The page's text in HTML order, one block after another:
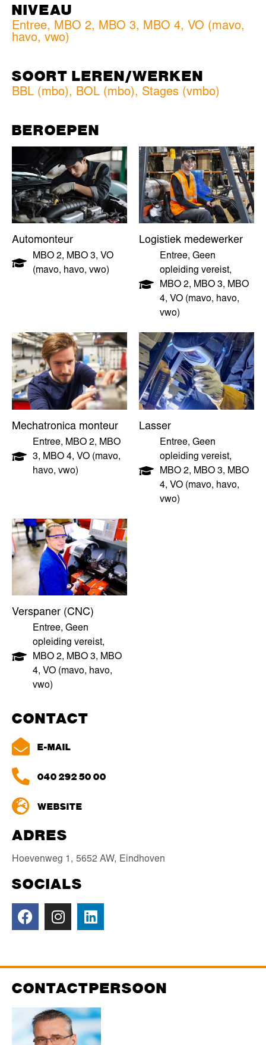
NIVEAU
Entree, MBO 2, MBO 3, MBO 4, VO (mavo,
havo, vwo)
SOORT LEREN/WERKEN
BBL (mbo), BOL (mbo), Stages (vmbo)
BEROEPEN
Automonteur
MBO 2, MBO 3, VO
(mavo, havo, vwo)
Logistiek medewerker
Entree, Geen
opleiding vereist,
MBO 2, MBO 3, MBO
4, VO (mavo, havo,
vwo)
Mechatronica monteur
Entree, MBO 2, MBO
3, MBO 4, VO (mavo,
havo, vwo)
Lasser
Entree, Geen
opleiding vereist,
MBO 2, MBO 3, MBO
4, VO (mavo, havo,
vwo)
Verspaner (CNC)
Entree, Geen
opleiding vereist,
MBO 2, MBO 3, MBO
4, VO (mavo, havo,
vwo)
CONTACT
E-MAIL
040 292 50 00
WEBSITE
ADRES
Hoevenweg 1, 5652 AW, Eindhoven
SOCIALS
CONTACTPERSOON